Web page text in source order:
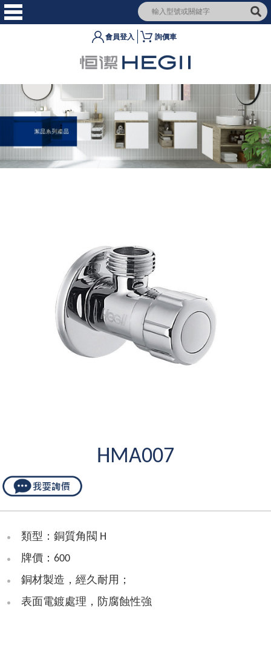
會員登入 詢價車
HMA007
類型：銅質角閥 H
牌價：600
銅材製造，經久耐用；
表面電鍍處理，防腐蝕性強